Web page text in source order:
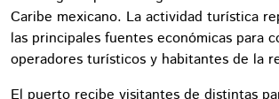
Caribe mexicano. La actividad turística
las principales fuentes económicas para
operadores turísticos y habitantes de la
El puerto recibe visitantes de distintas